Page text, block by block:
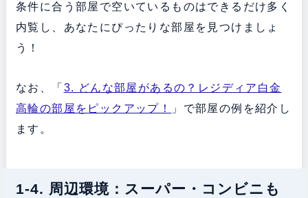
条件に合う部屋で空いているものはできるだけ多く
内覧し、あなたにぴったりな部屋を見つけましょ
う！
なお、「 3. どんな部屋があるの？レジディア白金
高輪の部屋をピックアップ！
」で部屋の例を紹介し
ます。
1-4. 周辺環境：スーパー・コンビニも